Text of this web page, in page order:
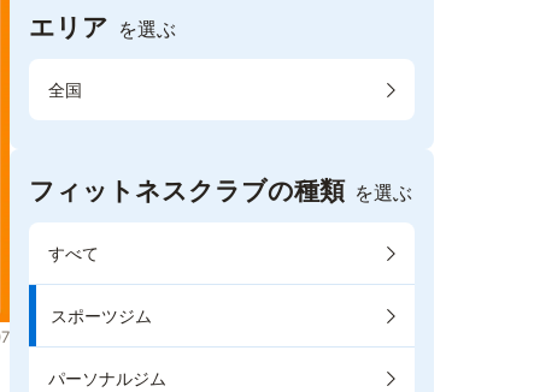
エリア を選ぶ
全国
フィットネスクラブの種類 を選ぶ
すべて
スポーツジム
パーソナルジム